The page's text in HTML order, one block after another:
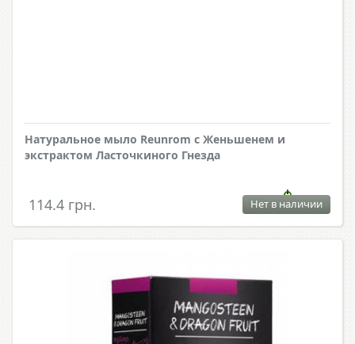
Натуральное мыло Reunrom с Женьшенем и
экстрактом Ласточкиного Гнезда
114.4 грн. Нет в наличии